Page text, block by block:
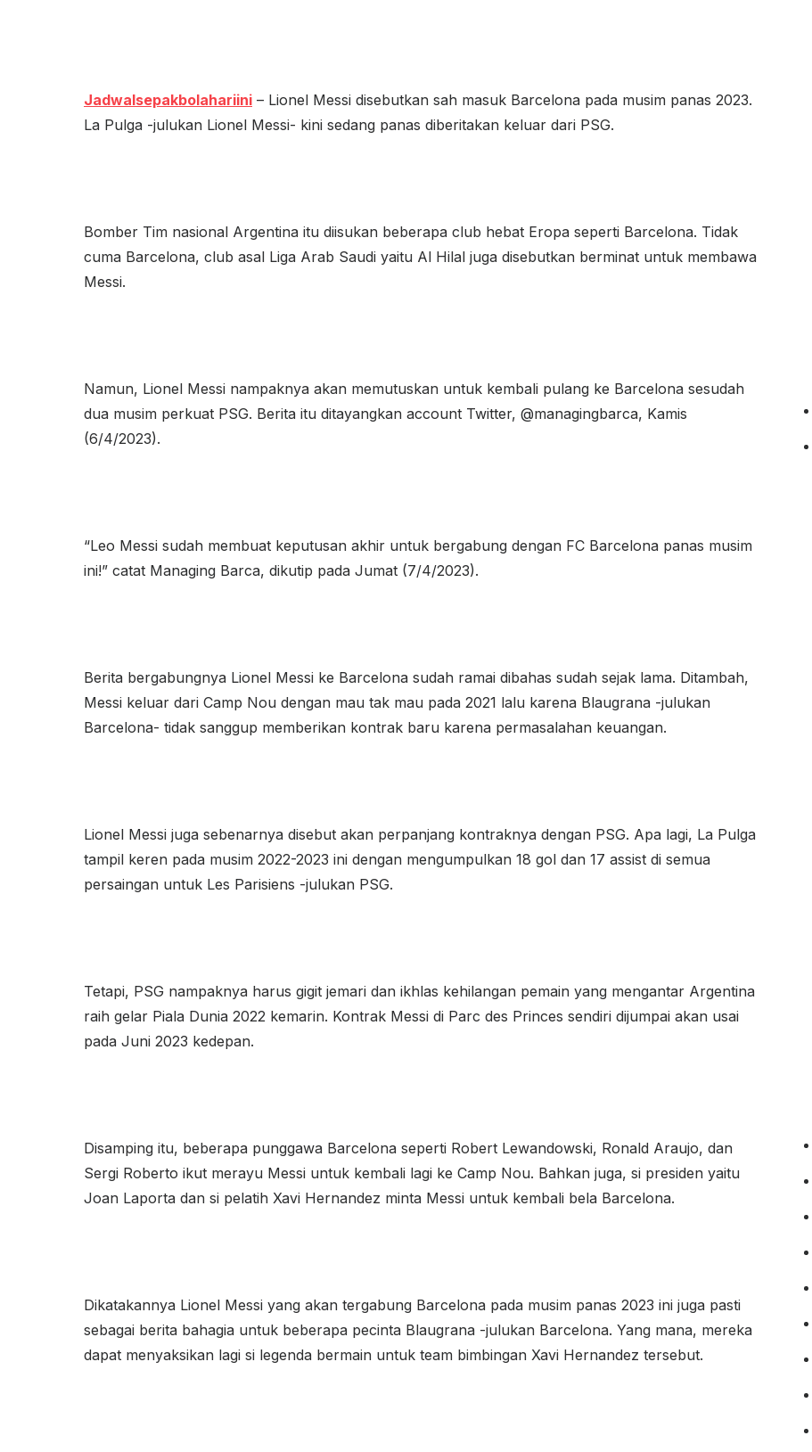
Jadwalsepakbolahariini – Lionel Messi disebutkan sah masuk Barcelona pada musim panas 2023.
La Pulga -julukan Lionel Messi- kini sedang panas diberitakan keluar dari PSG.
Bomber Tim nasional Argentina itu diisukan beberapa club hebat Eropa seperti Barcelona. Tidak
cuma Barcelona, club asal Liga Arab Saudi yaitu Al Hilal juga disebutkan berminat untuk membawa
Messi.
Namun, Lionel Messi nampaknya akan memutuskan untuk kembali pulang ke Barcelona sesudah
dua musim perkuat PSG. Berita itu ditayangkan account Twitter, @managingbarca, Kamis
(6/4/2023).
“Leo Messi sudah membuat keputusan akhir untuk bergabung dengan FC Barcelona panas musim
ini!” catat Managing Barca, dikutip pada Jumat (7/4/2023).
Berita bergabungnya Lionel Messi ke Barcelona sudah ramai dibahas sudah sejak lama. Ditambah,
Messi keluar dari Camp Nou dengan mau tak mau pada 2021 lalu karena Blaugrana -julukan
Barcelona- tidak sanggup memberikan kontrak baru karena permasalahan keuangan.
Lionel Messi juga sebenarnya disebut akan perpanjang kontraknya dengan PSG. Apa lagi, La Pulga
tampil keren pada musim 2022-2023 ini dengan mengumpulkan 18 gol dan 17 assist di semua
persaingan untuk Les Parisiens -julukan PSG.
Tetapi, PSG nampaknya harus gigit jemari dan ikhlas kehilangan pemain yang mengantar Argentina
raih gelar Piala Dunia 2022 kemarin. Kontrak Messi di Parc des Princes sendiri dijumpai akan usai
pada Juni 2023 kedepan.
Disamping itu, beberapa punggawa Barcelona seperti Robert Lewandowski, Ronald Araujo, dan
Sergi Roberto ikut merayu Messi untuk kembali lagi ke Camp Nou. Bahkan juga, si presiden yaitu
Joan Laporta dan si pelatih Xavi Hernandez minta Messi untuk kembali bela Barcelona.
Dikatakannya Lionel Messi yang akan tergabung Barcelona pada musim panas 2023 ini juga pasti
sebagai berita bahagia untuk beberapa pecinta Blaugrana -julukan Barcelona. Yang mana, mereka
dapat menyaksikan lagi si legenda bermain untuk team bimbingan Xavi Hernandez tersebut.